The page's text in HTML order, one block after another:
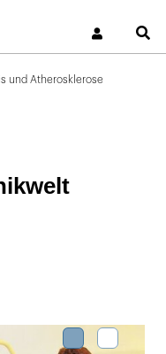
und Atherosklerose